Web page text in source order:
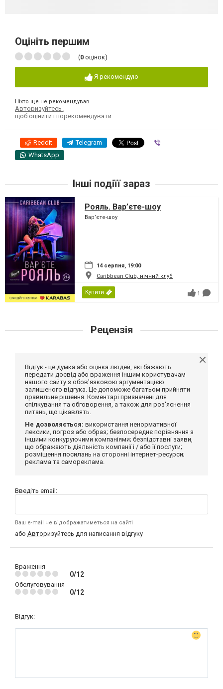
Оцініть першим
(0 оцінок)
Я рекомендую
Ніхто ще не рекомендував
Авторизуйтесь
щоб оцінити і порекомендувати
Reddit Telegram
WhatsApp
Інші подіїї зараз
Рояль. Вар’єте-шоу
Вар’єте-шоу
14 серпня, 19:00
Caribbean Club, нічний клуб
Купити 1
Рецензія
Відгук - це думка або оцінка людей, які бажають
передати досвід або враження іншим користувачам
нашого сайту з обов'язковою аргументацією
залишеного відгука. Це допоможе багатьом прийняти
правильне рішення. Коментарі призначені для
спілкування та обговорення, а також для роз'яснення
питань, що цікавлять.
Не дозволяється: використання ненормативної
лексики, погроз або образ; безпосереднє порівняння з
іншими конкуруючими компаніями; безпідставні заяви,
що ображають діяльність компанії і / або її послуги;
розміщення посилань на сторонні інтернет-ресурси;
реклама та самореклама.
Введіть email:
Ваш e-mail не відображатиметься на сайті
або Авторизуйтесь для написання відгуку
Враження
0/12
Обслуговування
0/12
Відгук: